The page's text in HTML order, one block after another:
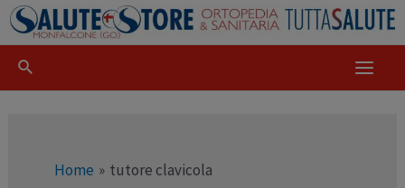
Home tutore clavicola